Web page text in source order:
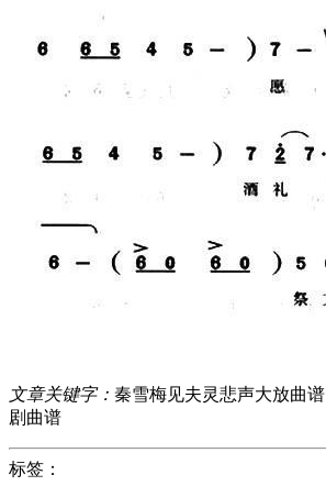
文章关键字： 秦雪梅见夫灵悲声大放曲
剧曲谱
标签：